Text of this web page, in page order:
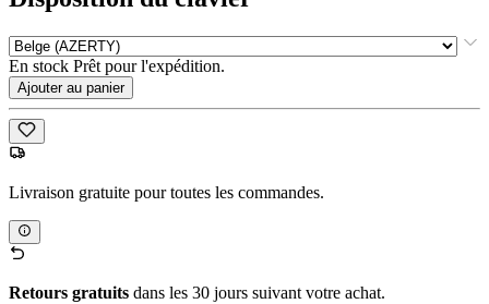
En stock Prêt pour l'expédition.
Ajouter au panier
Livraison gratuite pour toutes les commandes.
Retours gratuits dans les 30 jours suivant votre achat.